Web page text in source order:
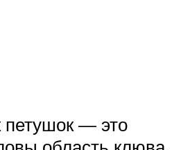
петушок — это